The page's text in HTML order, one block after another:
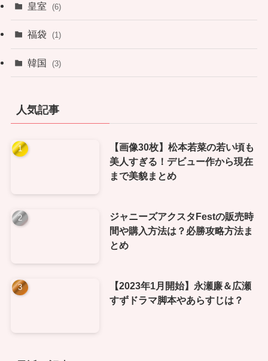
皇室 (6)
福袋 (1)
韓国 (3)
人気記事
【画像30枚】松本若菜の若い頃も
美人すぎる！デビュー作から現在
まで美貌まとめ
ジャニーズアクスタFestの販売時
間や購入方法は？必勝攻略方法ま
とめ
【2023年1月開始】永瀬廉＆広瀬
すずドラマ脚本やあらすじは？